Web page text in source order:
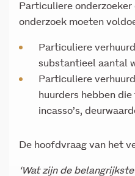
Particuliere onderzoeker
onderzoek moeten
Particuliere
substantieel aantal
Particuliere
huurders hebben
incasso’s,
De hoofdvraag van het
‘Wat zijn de